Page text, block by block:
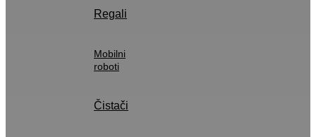
Regali
Mobilni
roboti
Čistači